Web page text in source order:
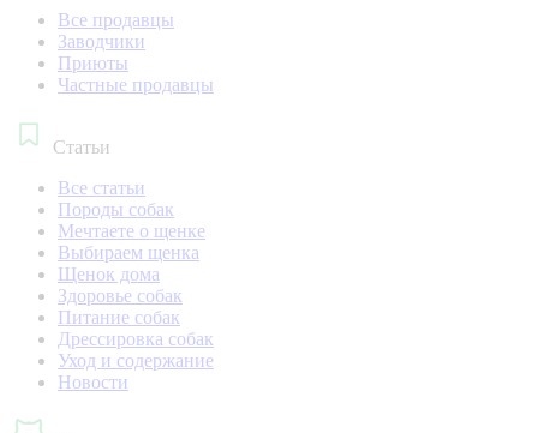
Все продавцы
Заводчики
Приюты
Частные продавцы
Статьи
Все статьи
Породы собак
Мечтаете о щенке
Выбираем щенка
Щенок дома
Здоровье собак
Питание собак
Дрессировка собак
Уход и содержание
Новости